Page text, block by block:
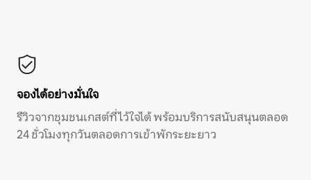
จองได้อย่างมั่นใจ
รีวิวจากชุมชนเกสต์ที่ไว้ใจได้ พร้อมบริการสนับสนุนตลอด
24 ชั่วโมงทุกวันตลอดการเข้าพักระยะยาว